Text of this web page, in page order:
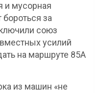
и мусорная
за
союз
усилий
на маршруте 85А
из машин «не